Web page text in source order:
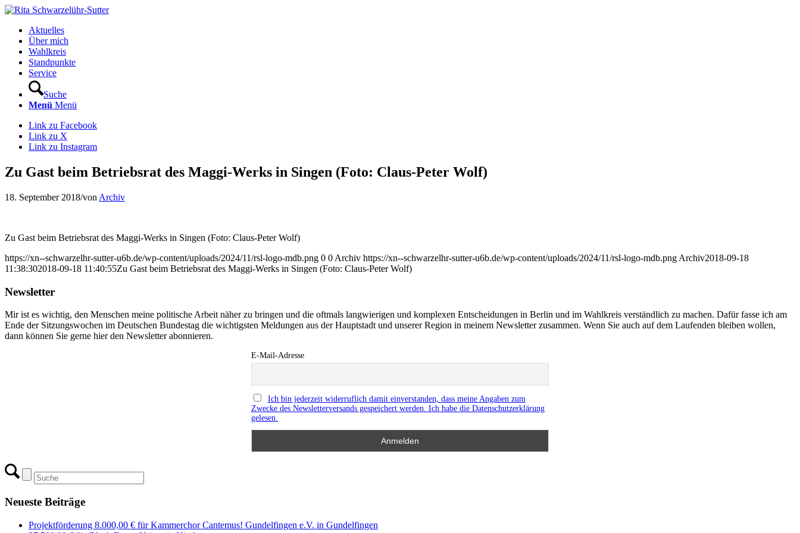
Aktuelles
Über mich
Wahlkreis
Standpunkte
Service
Suche
Menü Menü
Link zu Facebook
Link zu X
Link zu Instagram
Zu Gast beim Betriebsrat des Maggi-Werks in Singen (Foto: Claus-Peter Wolf)
18. September 2018/von Archiv
Zu Gast beim Betriebsrat des Maggi-Werks in Singen (Foto: Claus-Peter Wolf)
https://xn--schwarzelhr-sutter-u6b.de/wp-content/uploads/2024/11/rsl-logo-mdb.png 0 0 Archiv https://xn--schwarzelhr-sutter-u6b.de/wp-content/uploads/2024/11/rsl-logo-mdb.png Archiv2018-09-18
11:38:302018-09-18 11:40:55Zu Gast beim Betriebsrat des Maggi-Werks in Singen (Foto: Claus-Peter Wolf)
Newsletter
Mir ist es wichtig, den Menschen meine politische Arbeit näher zu bringen und die oftmals langwierigen und komplexen Entscheidungen in Berlin und im Wahlkreis verständlich zu machen. Dafür fasse ich am
Ende der Sitzungswochen im Deutschen Bundestag die wichtigsten Meldungen aus der Hauptstadt und unserer Region in meinem Newsletter zusammen. Wenn Sie auch auf dem Laufenden bleiben wollen,
dann können Sie gerne hier den Newsletter abonnieren.
E-Mail-Adresse
Ich bin jederzeit widerruflich damit einverstanden, dass meine Angaben zum
Zwecke des Newsletterversands gespeichert werden. Ich habe die Datenschutzerklärung
gelesen.
Neueste Beiträge
Projektförderung 8.000,00 € für Kammerchor Cantemus! Gundelfingen e.V. in Gundelfingen